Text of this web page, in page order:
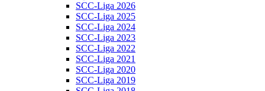
SCC-Liga 2026
SCC-Liga 2025
SCC-Liga 2024
SCC-Liga 2023
SCC-Liga 2022
SCC-Liga 2021
SCC-Liga 2020
SCC-Liga 2019